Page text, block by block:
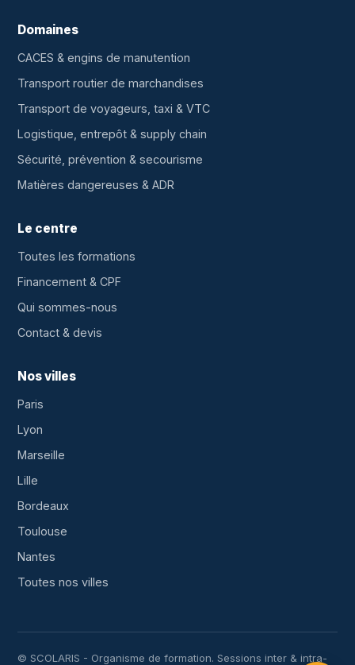
Domaines
CACES & engins de manutention
Transport routier de marchandises
Transport de voyageurs, taxi & VTC
Logistique, entrepôt & supply chain
Sécurité, prévention & secourisme
Matières dangereuses & ADR
Le centre
Toutes les formations
Financement & CPF
Qui sommes-nous
Contact & devis
Nos villes
Paris
Lyon
Marseille
Lille
Bordeaux
Toulouse
Nantes
Toutes nos villes
© SCOLARIS - Organisme de formation. Sessions inter & intra-